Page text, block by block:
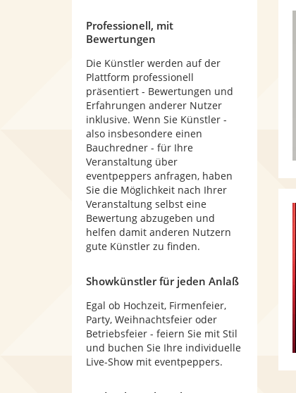
Professionell, mit
Bewertungen
Die Künstler werden auf der
Plattform professionell
präsentiert - Bewertungen und
Erfahrungen anderer Nutzer
inklusive. Wenn Sie Künstler -
also insbesondere einen
Bauchredner - für Ihre
Veranstaltung über
eventpeppers anfragen, haben
Sie die Möglichkeit nach Ihrer
Veranstaltung selbst eine
Bewertung abzugeben und
helfen damit anderen Nutzern
gute Künstler zu finden.
Showkünstler für jeden Anlaß
Egal ob Hochzeit, Firmenfeier,
Party, Weihnachtsfeier oder
Betriebsfeier - feiern Sie mit Stil
und buchen Sie Ihre individuelle
Live-Show mit eventpeppers.